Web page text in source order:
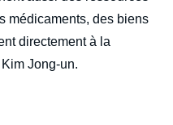
médicaments, des biens
directement à la
Jong-un.